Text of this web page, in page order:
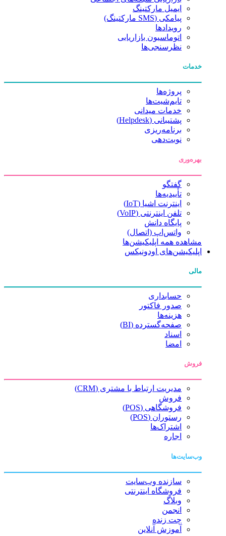
ایمیل مارکتینگ
پیامکی (SMS مارکتینگ)
رویدادها
اتوماسیون بازاریابی
نظرسنجی‌ها
خدمات
پروژه‌ها
تایم‌شیت‌ها
خدمات میدانی
پشتیبانی (Helpdesk)
برنامه‌ریزی
نوبت‌دهی
بهره‌وری
گفتگو
تأییدیه‌ها
اینترنت اشیا (IoT)
تلفن اینترنتی (VoIP)
پایگاه دانش
واتس‌اپ (اتصال)
مشاهده همه اپلیکیشن‌ها
اپلیکیشن‌های اودونیکس
مالی
حسابداری
صدور فاکتور
هزینه‌ها
صفحه‌گسترده (BI)
اسناد
امضا
فروش
مدیریت ارتباط با مشتری (CRM)
فروش
فروشگاهی (POS)
رستوران (POS)
اشتراک‌ها
اجاره
وب‌سایت‌ها
سازنده وب‌سایت
فروشگاه اینترنتی
وبلاگ
انجمن
چت زنده
آموزش آنلاین